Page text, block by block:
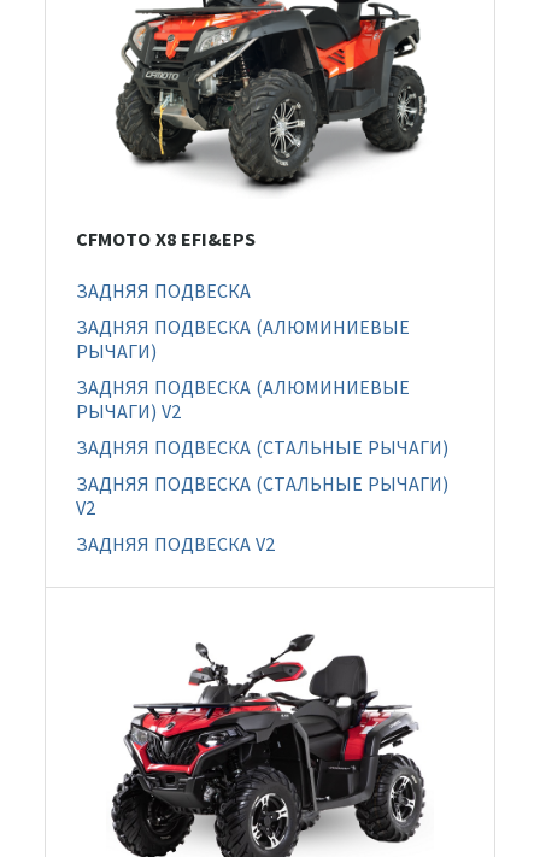
CFMOTO X8 EFI&EPS
ЗАДНЯЯ ПОДВЕСКА
ЗАДНЯЯ ПОДВЕСКА (АЛЮМИНИЕВЫЕ
РЫЧАГИ)
ЗАДНЯЯ ПОДВЕСКА (АЛЮМИНИЕВЫЕ
РЫЧАГИ) V2
ЗАДНЯЯ ПОДВЕСКА (СТАЛЬНЫЕ РЫЧАГИ)
ЗАДНЯЯ ПОДВЕСКА (СТАЛЬНЫЕ РЫЧАГИ)
V2
ЗАДНЯЯ ПОДВЕСКА V2